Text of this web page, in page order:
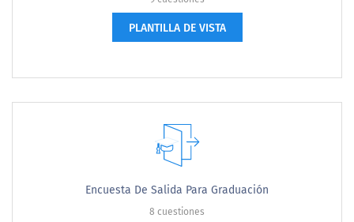
PLANTILLA DE VISTA
Encuesta De Salida Para Graduación
8 cuestiones